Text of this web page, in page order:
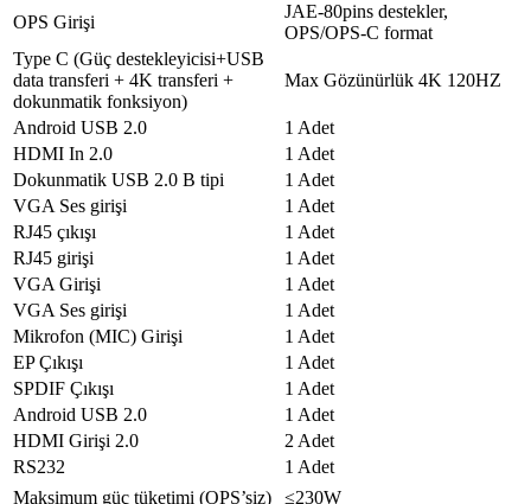
Enerji Tüketimi
Voltaj Aralığı
AC 170-264V
Hoparlör Teknik
Özellikleri
2*15 watts
Aksesuarlar
Kalem*2 ad.; Uzaktan Kumanda*1 ad.; Güç
Kablosu (2m)* 1 ad.; Duvar Montaj VESA
Opsiyonel Özellikler
Kamera
Model
Pixel
FOV
Diagonal: 120º
Uyumlu İşletim
Sistemi
Windows, Android, Mac, Linux, Chrome
OS
Mikrofon
Kurulum Yöntemi
Dahili (Orta-Üst Çerçevede)
Özellik
Ses Menzili
OPS Girişi
JAE-80pins destekler,
OPS/OPS-C format
Type C (Güç destekleyicisi+USB
data transferi + 4K transferi +
dokunmatik fonksiyon)
Max Gözünürlük 4K 120HZ
Android USB 2.0
1 Adet
HDMI In 2.0
1 Adet
Dokunmatik USB 2.0 B tipi
1 Adet
VGA Ses girişi
1 Adet
RJ45 çıkışı
1 Adet
RJ45 girişi
1 Adet
VGA Girişi
1 Adet
VGA Ses girişi
1 Adet
Mikrofon (MIC) Girişi
1 Adet
EP Çıkışı
1 Adet
SPDIF Çıkışı
1 Adet
Android USB 2.0
1 Adet
HDMI Girişi 2.0
2 Adet
RS232
1 Adet
Maksimum güç tüketimi (OPS’siz)
≤230W